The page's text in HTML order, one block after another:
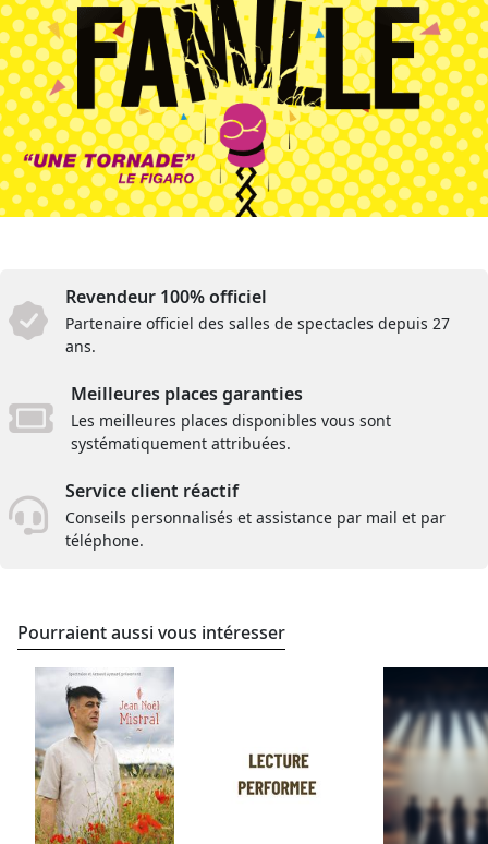
Revendeur 100% officiel
Partenaire officiel des salles de spectacles depuis 27
ans.
Meilleures places garanties
Les meilleures places disponibles vous sont
systématiquement attribuées.
Service client réactif
Conseils personnalisés et assistance par mail et par
téléphone.
Pourraient aussi vous intéresser